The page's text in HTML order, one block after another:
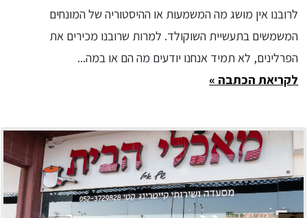
לרובנו אין מושג מה המשמעות או ההיסטוריה של המונחים
המשמשים בתעשיית השוקולד. למרות שרובנו מכירים את
הפרלינים, לא תמיד אנחנו יודעים מה הם או במה...
לקריאת הכתבה »